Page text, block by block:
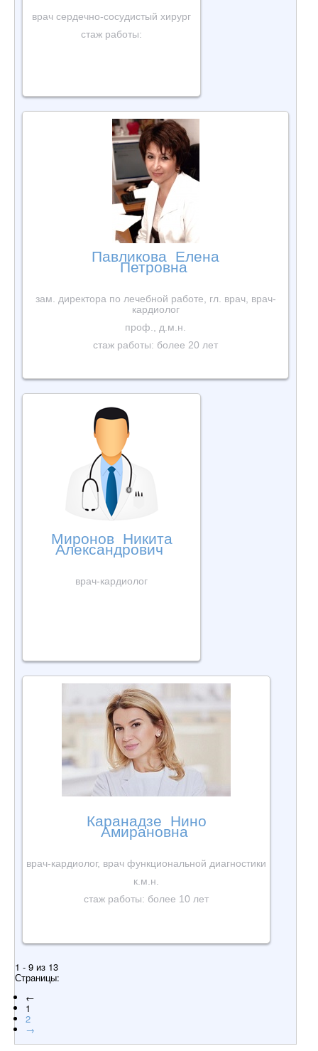
врач сердечно-сосудистый хирург
стаж работы:
Павликова Елена
Петровна
зам. директора по лечебной работе, гл. врач, врач-
кардиолог
проф., д.м.н.
стаж работы: более 20 лет
Миронов Никита
Александрович
врач-кардиолог
Каранадзе Нино
Амирановна
врач-кардиолог, врач функциональной диагностики
к.м.н.
стаж работы: более 10 лет
1 - 9 из 13
Страницы:
←
1
2
→